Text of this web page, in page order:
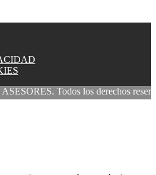
Todos los derechos